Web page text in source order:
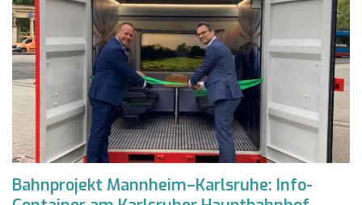
Bahnprojekt Mannheim–Karlsruhe: Info-